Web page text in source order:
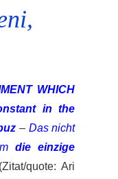
which
in the
– Das nicht
die einzige
quote: Ari